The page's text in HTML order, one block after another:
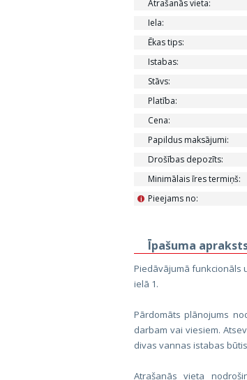
Atrašanās vieta:
Iela:
Ēkas tips:
Istabas:
Stāvs:
Platība:
Cena:
Papildus maksājumi:
Drošības depozīts:
Minimālais īres termiņš:
Pieejams no:
i
Īpašuma
Piedāvājumā funkcionāls
ielā 1.
Pārdomāts plānojums
darbam vai viesiem.
divas vannas istabas
Atrašanās vieta